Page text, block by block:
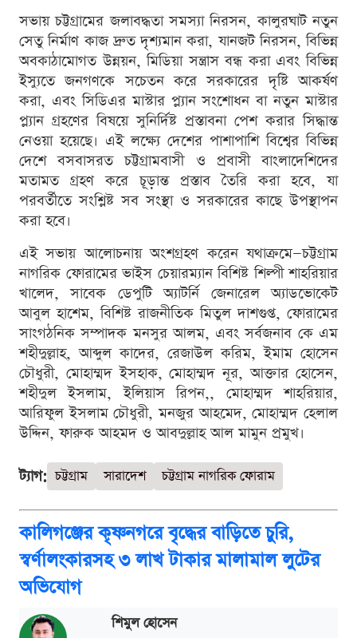
সভায় চট্টগ্রামের জলাবদ্ধতা সমস্যা নিরসন, কালুরঘাট নতুন
সেতু নির্মাণ কাজ দ্রুত দৃশ্যমান করা, যানজট নিরসন, বিভিন্ন
অবকাঠামোগত উন্নয়ন, মিডিয়া সন্ত্রাস বন্ধ করা এবং বিভিন্ন
ইস্যুতে জনগণকে সচেতন করে সরকারের দৃষ্টি আকর্ষণ
করা, এবং সিডিএর মাস্টার প্ল্যান সংশোধন বা নতুন মাস্টার
প্ল্যান গ্রহণের বিষয়ে সুনির্দিষ্ট প্রস্তাবনা পেশ করার সিদ্ধান্ত
নেওয়া হয়েছে। এই লক্ষ্যে দেশের পাশাপাশি বিশ্বের বিভিন্ন
দেশে বসবাসরত চট্টগ্রামবাসী ও প্রবাসী বাংলাদেশিদের
মতামত গ্রহণ করে চূড়ান্ত প্রস্তাব তৈরি করা হবে, যা
পরবর্তীতে সংশ্লিষ্ট সব সংস্থা ও সরকারের কাছে উপস্থাপন
করা হবে।
এই সভায় আলোচনায় অংশগ্রহণ করেন যথাক্রমে—চট্টগ্রাম
নাগরিক ফোরামের ভাইস চেয়ারম্যান বিশিষ্ট শিল্পী শাহরিয়ার
খালেদ, সাবেক ডেপুটি অ্যাটর্নি জেনারেল অ্যাডভোকেট
আবুল হাশেম, বিশিষ্ট রাজনীতিক মিতুল দাশগুপ্ত, ফোরামের
সাংগঠনিক সম্পাদক মনসুর আলম, এবং সর্বজনাব কে এম
শহীদুল্লাহ, আব্দুল কাদের, রেজাউল করিম, ইমাম হোসেন
চৌধুরী, মোহাম্মদ ইসহাক, মোহাম্মদ নূর, আক্তার হোসেন,
শহীদুল ইসলাম, ইলিয়াস রিপন,, মোহাম্মদ শাহরিয়ার,
আরিফুল ইসলাম চৌধুরী, মনজুর আহমেদ, মোহাম্মদ হেলাল
উদ্দিন, ফারুক আহমদ ও আবদুল্লাহ আল মামুন প্রমুখ।
ট্যাগ: চট্টগ্রাম সারাদেশ চট্টগ্রাম নাগরিক ফোরাম
কালিগঞ্জের কৃষ্ণনগরে বৃদ্ধের বাড়িতে চুরি,
স্বর্ণালংকারসহ ৩ লাখ টাকার মালামাল লুটের
অভিযোগ
শিমুল হোসেন